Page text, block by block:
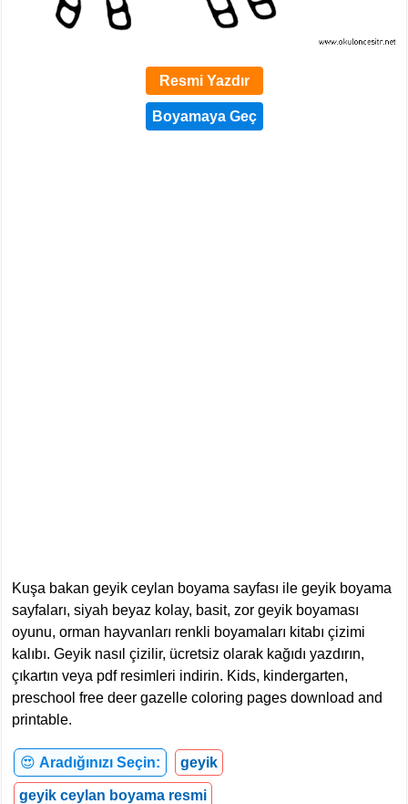
Resmi Yazdır
Kuşa bakan geyik ceylan boyama sayfası ile geyik boyama
sayfaları, siyah beyaz kolay, basit, zor geyik boyaması
oyunu, orman hayvanları renkli boyamaları kitabı çizimi
kalıbı. Geyik nasıl çizilir, ücretsiz olarak kağıdı yazdırın,
çıkartın veya pdf resimleri indirin. Kids, kindergarten,
preschool free deer gazelle coloring pages download and
printable.
😍 Aradığınızı Seçin: geyik
geyik ceylan boyama resmi